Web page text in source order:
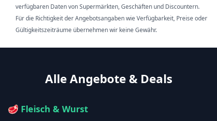
verfügbaren Daten von Supermärkten, Geschäften und Discountern.
Für die Richtigkeit der Angebotsangaben wie Verfügbarkeit, Preise oder
Gültigkeitszeiträume übernehmen wir keine Gewähr.
Alle Angebote & Deals
🥩 Fleisch & Wurst